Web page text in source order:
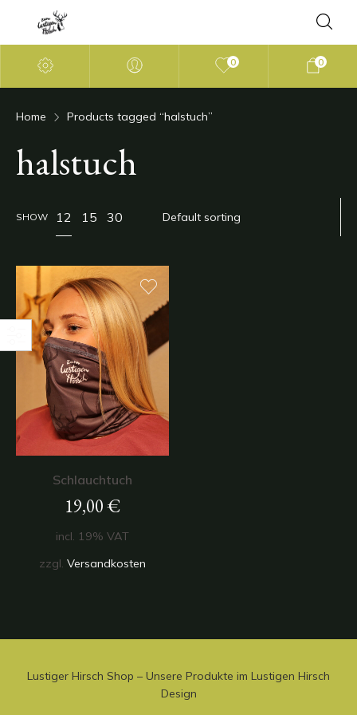
0 0
Home Products tagged “halstuch”
halstuch
SHOW 12 15 30
Schlauchtuch
19,00€
incl. 19% VAT
zzgl. Versandkosten
Lustiger Hirsch Shop – Unsere Produkte im Lustigen Hirsch
Design